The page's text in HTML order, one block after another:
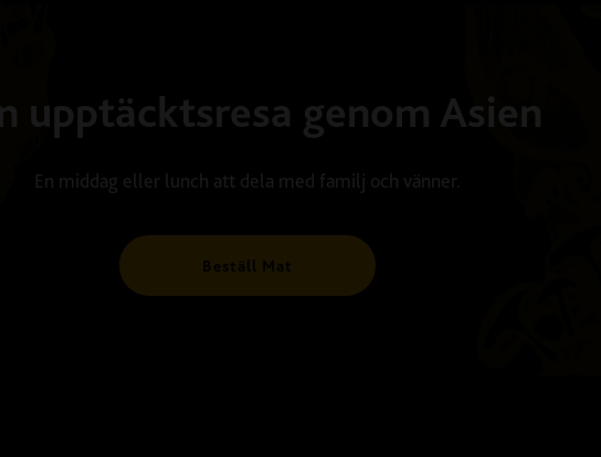
upptäcktsresa genom Asien
En middag eller lunch att dela med familj och vänner.
Beställ Mat